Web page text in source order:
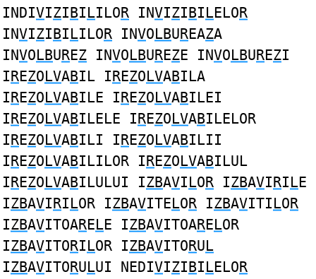
INDIVIZIBILILOR INVIZIBILELOR
INVIZIBILILOR INVOLBUREAZA
INVOLBUREZ INVOLBUREZE INVOLBUREZI
IREZOLVABIL IREZOLVABILA
IREZOLVABILE IREZOLVABILEI
IREZOLVABILELE IREZOLVABILELOR
IREZOLVABILI IREZOLVABILII
IREZOLVABILILOR IREZOLVABILUL
IREZOLVABILULUI IZBAVILOR IZBAVIRILE
IZBAVIRILOR IZBAVITELOR IZBAVITILOR
IZBAVITOARELE IZBAVITOARELOR
IZBAVITORILOR IZBAVITORUL
IZBAVITORULUI NEDIVIZIBILELOR